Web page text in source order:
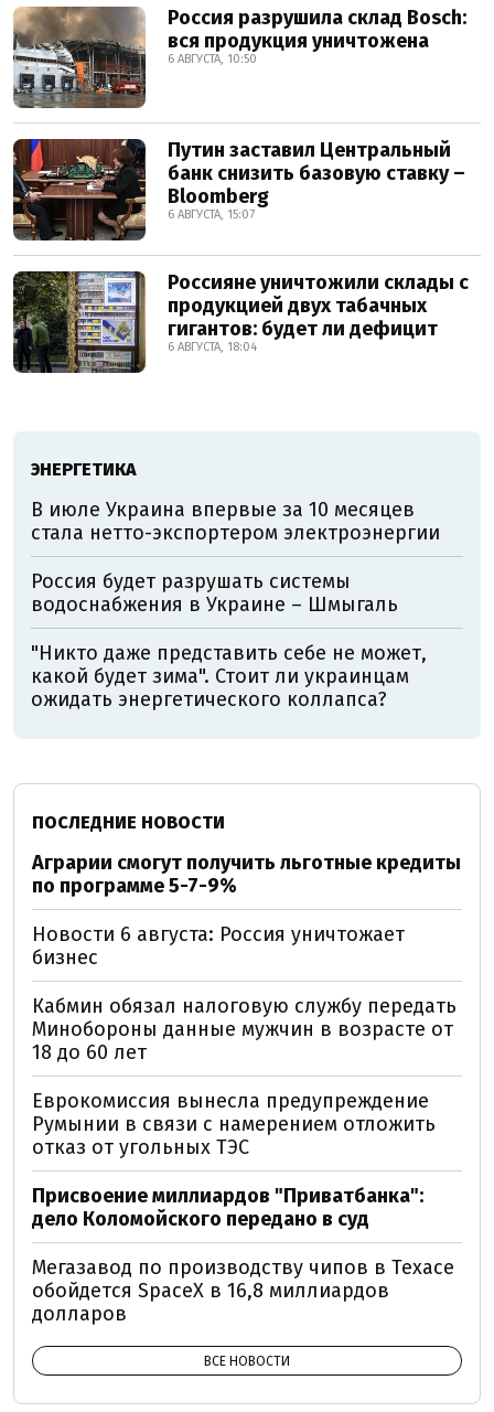
Россия разрушила склад Bosch:
вся продукция уничтожена
6 АВГУСТА, 10:50
Путин заставил Центральный
банк снизить базовую ставку –
Bloomberg
6 АВГУСТА, 15:07
Россияне уничтожили склады с
продукцией двух табачных
гигантов: будет ли дефицит
6 АВГУСТА, 18:04
ЭНЕРГЕТИКА
В июле Украина впервые за 10 месяцев
стала нетто-экспортером электроэнергии
Россия будет разрушать системы
водоснабжения в Украине – Шмыгаль
"Никто даже представить себе не может,
какой будет зима". Стоит ли украинцам
ожидать энергетического коллапса?
ПОСЛЕДНИЕ НОВОСТИ
Аграрии смогут получить льготные кредиты
по программе 5-7-9%
Новости 6 августа: Россия уничтожает
бизнес
Кабмин обязал налоговую службу передать
Минобороны данные мужчин в возрасте от
18 до 60 лет
Еврокомиссия вынесла предупреждение
Румынии в связи с намерением отложить
отказ от угольных ТЭС
Присвоение миллиардов "Приватбанка":
дело Коломойского передано в суд
Мегазавод по производству чипов в Техасе
обойдется SpaceX в 16,8 миллиардов
долларов
ВСЕ НОВОСТИ